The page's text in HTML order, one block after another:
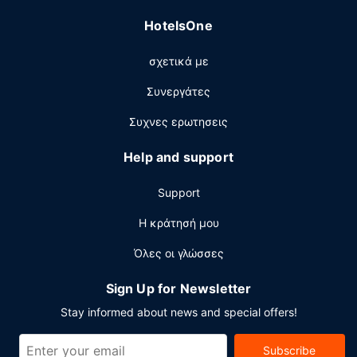
προσωπικό. Στους χώρους μας θα βρείτε δωρεάν
HotelsOne
σχετικά με
Συνεργάτες
Συχνες ερωτησεις
Help and support
Support
Η κράτησή μου
Όλες οι γλώσσες
Sign Up for Newsletter
Stay informed about news and special offers!
Subscribe